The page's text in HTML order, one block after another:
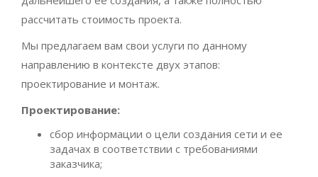
рассчитать стоимость проекта.
Мы предлагаем вам свои услуги по данному
направлению в контексте двух этапов:
проектирование и монтаж.
Проектирование:
сбор информации о цели создания сети и ее
задачах в соответствии с требованиями
заказчика;